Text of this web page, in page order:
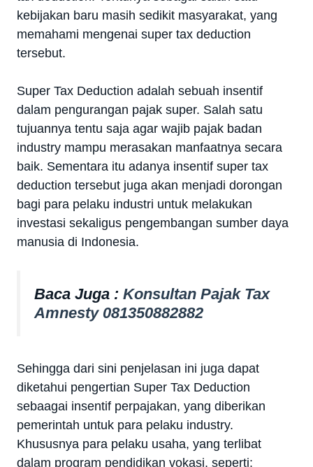
kebijakan baru masih sedikit masyarakat, yang
memahami mengenai super tax deduction
tersebut.
Super Tax Deduction adalah sebuah insentif
dalam pengurangan pajak super. Salah satu
tujuannya tentu saja agar wajib pajak badan
industry mampu merasakan manfaatnya secara
baik. Sementara itu adanya insentif super tax
deduction tersebut juga akan menjadi dorongan
bagi para pelaku industri untuk melakukan
investasi sekaligus pengembangan sumber daya
manusia di Indonesia.
Baca Juga : Konsultan Pajak Tax
Amnesty 081350882882
Sehingga dari sini penjelasan ini juga dapat
diketahui pengertian Super Tax Deduction
sebaagai insentif perpajakan, yang diberikan
pemerintah untuk para pelaku industry.
Khususnya para pelaku usaha, yang terlibat
dalam program pendidikan vokasi, seperti: